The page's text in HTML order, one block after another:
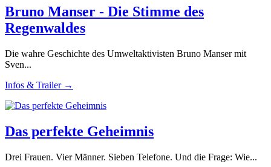
Bruno Manser - Die Stimme des
Regenwaldes
Die wahre Geschichte des Umweltaktivisten Bruno Manser mit
Sven...
Infos & Trailer →
Das perfekte Geheimnis
Drei Frauen. Vier Männer. Sieben Telefone. Und die Frage: Wie...